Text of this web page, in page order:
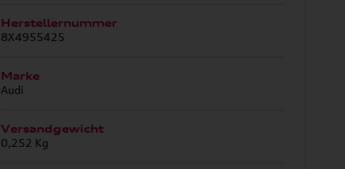
Herstellernummer
8X4955425
Marke
Audi
Versandgewicht
0,252 Kg